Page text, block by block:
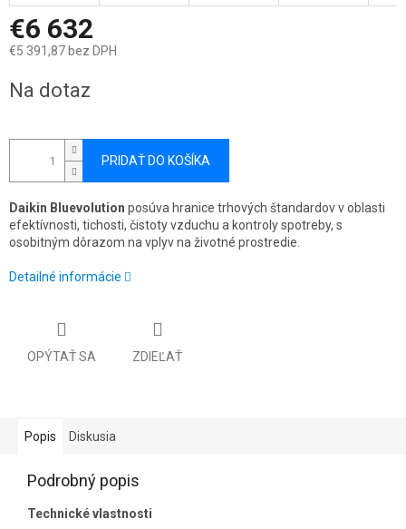
€6 632
€5 391,87 bez DPH
cena:
Na dotaz
PRIDAŤ DO KOŠÍKA
Daikin Bluevolution posúva hranice trhových štandardov v oblasti
efektívnosti, tichosti, čistoty vzduchu a kontroly spotreby, s
osobitným dôrazom na vplyv na životné prostredie.
Detailné informácie
OPÝTAŤ SA ZDIEĽAŤ
Popis Diskusia
Podrobný popis
Technické vlastnosti